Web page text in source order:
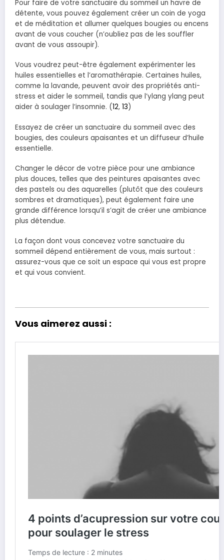
Pour faire de votre sanctuaire du sommeil un havre de
détente, vous pouvez également créer un coin de yoga
et de méditation et allumer quelques bougies ou encens
avant de vous coucher (n’oubliez pas de les souffler
avant de vous assoupir).
Vous voudrez peut-être également expérimenter les
huiles essentielles et l’aromathérapie. Certaines huiles,
comme la lavande, peuvent avoir des propriétés anti-
stress et aider le sommeil, tandis que l’ylang ylang peut
aider à soulager l’insomnie. (12, 13)
Essayez de créer un sanctuaire du sommeil avec des
bougies, des couleurs apaisantes et un diffuseur d’huile
essentielle.
Changer le décor de votre pièce pour une ambiance
plus douces, telles que des peintures apaisantes avec
des pastels ou des aquarelles (plutôt que des couleurs
sombres et dramatiques), peut également faire une
grande différence lorsqu’il s’agit de créer une ambiance
plus détendue.
La façon dont vous concevez votre sanctuaire du
sommeil dépend entièrement de vous, mais surtout :
assurez-vous que ce soit un espace qui vous est propre
et qui vous convient.
Vous aimerez aussi :